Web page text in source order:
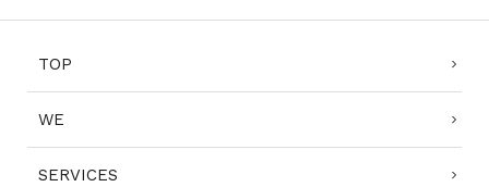
TOP
WE
SERVICES